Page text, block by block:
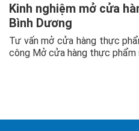
Kinh nghiệm mở cửa
Bình Dương
Tư vấn mở cửa hàng thực
công Mở cửa hàng thực phẩm